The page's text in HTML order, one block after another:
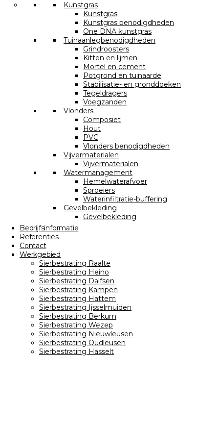
Kunstgras
Kunstgras
Kunstgras benodigdheden
One DNA kunstgras
Tuinaanlegbenodigdheden
Grindroosters
Kitten en lijmen
Mortel en cement
Potgrond en tuinaarde
Stabilisatie- en gronddoeken
Tegeldragers
Voegzanden
Vlonders
Composiet
Hout
PVC
Vlonders benodigdheden
Vijvermaterialen
Vijvermaterialen
Watermanagement
Hemelwaterafvoer
Sproeiers
Waterinfiltratie-buffering
Gevelbekleding
Gevelbekleding
Bedrijfsinformatie
Referenties
Contact
Werkgebied
Sierbestrating Raalte
Sierbestrating Heino
Sierbestrating Dalfsen
Sierbestrating Kampen
Sierbestrating Hattem
Sierbestrating Ijsselmuiden
Sierbestrating Berkum
Sierbestrating Wezep
Sierbestrating Nieuwleusen
Sierbestrating Oudleusen
Sierbestrating Hasselt